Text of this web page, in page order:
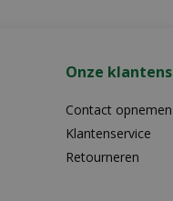
Onze
Contact opnemen
Klantenservice
Retourneren